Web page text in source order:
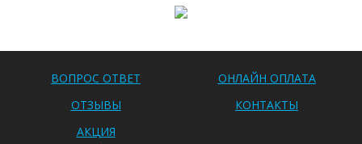
ВОПРОС ОТВЕТ
ОНЛАЙН ОПЛАТА
ОТЗЫВЫ
КОНТАКТЫ
АКЦИЯ